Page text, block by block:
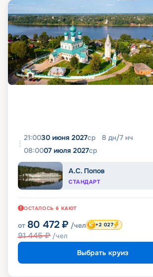
21:0030 июня 2027ср 8 дн/7 нч
08:0007 июля 2027ср
А.С. Попов
СТАНДАРТ
ОСТАЛОСЬ 6 КАЮТ
от 80 472 ₽ /чел
91 445₽ /чел
+2 027
Выбрать круиз